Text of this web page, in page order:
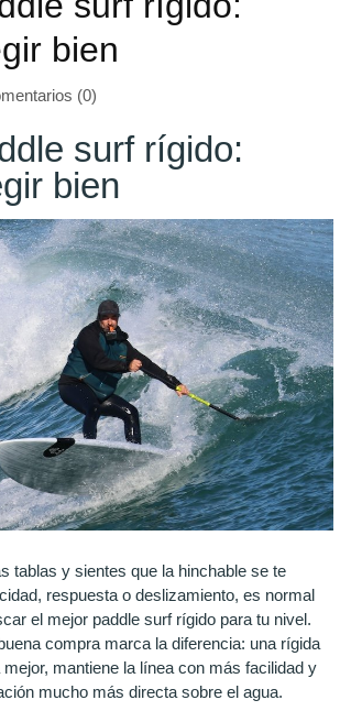
bien
(0)
surf rígido:
bien
tablas y sientes que la hinchable se te
respuesta o deslizamiento, es normal
el mejor paddle surf rígido para tu nivel.
compra marca la diferencia: una rígida
mejor, mantiene la línea con más facilidad y
mucho más directa sobre el agua.